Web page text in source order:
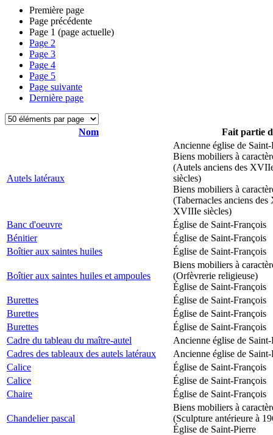
Première page
Page précédente
Page 1 (page actuelle)
Page 2
Page 3
Page 4
Page 5
Page suivante
Dernière page
Nom Fait partie
Autels latéraux
Ancienne église de Saint-
Biens mobiliers à
(Autels anciens des
siècles)
Biens mobiliers à
(Tabernacles anciens
XVIIIe siècles)
Banc d'oeuvre
Église de Saint-François
Bénitier
Église de Saint-François
Boîtier aux saintes huiles
Église de Saint-François
Boîtier aux saintes huiles et ampoules
Biens mobiliers à
(Orfèvrerie religieuse)
Église de Saint-François
Burettes
Église de Saint-François
Burettes
Église de Saint-François
Burettes
Église de Saint-François
Cadre du tableau du maître-autel
Ancienne église de Saint-
Cadres des tableaux des autels latéraux
Ancienne église de Saint-
Calice
Église de Saint-François
Calice
Église de Saint-François
Chaire
Église de Saint-François
Chandelier pascal
Biens mobiliers à
(Sculpture antérieure à
Église de Saint-Pierre